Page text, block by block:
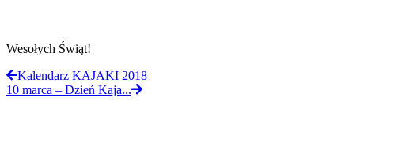
Wesołych Świąt!
Kalendarz KAJAKI 2018
10 marca – Dzień Kaja...